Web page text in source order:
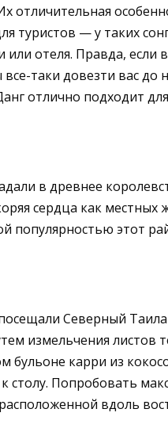
туристов — у таких
отеля. Правда, если
таки довезти вас
отлично подходит
в древнее
сердца как местных
этот
Северный
измельчения листов
карри из
Попробовать
вдоль